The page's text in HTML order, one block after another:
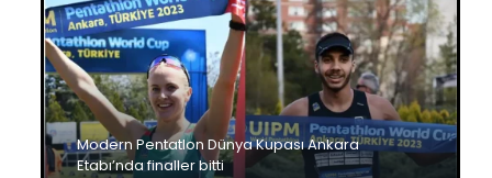
Modern Pentatlon Dünya Kupası Ankara
Etabı’nda finaller bitti